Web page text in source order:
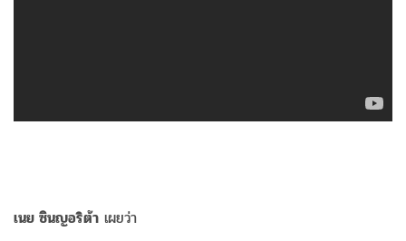
เนย ซินญอริต้า เผยว่า